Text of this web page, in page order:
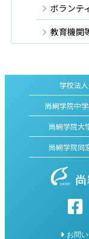
ボランテ
教育機関
学校法
尚絅学院中
尚絅学院大
尚絅学院同
お問